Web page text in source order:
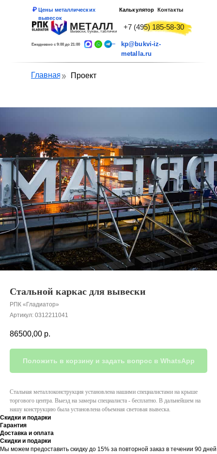
Цены металлических
вывесок
Калькулятор
Ежедневно с 9:00 до 21:00
+7 (495) 185-58-30
kp@bukvi-iz-
metalla.ru
Контакты
Вывески, буквы, таблички
МЕТАЛЛ
Главная Проект
Стальной каркас для вывески
РПК «Гладиатор»
Артикул: 0312211041
86500,00 р.
Положить в корзину и задать вопрос в WhatsApp
Стальная металлоконструкция установлена нашими специалистами на крыше
торгового центра. Выезд на замеры специалиста - бесплатно. В дальнейшем на
нашу конструкцию была установлена объемная световая вывеска.
Скидки и подарки
Гарантия
Доставка и оплата
Скидки и подарки
Мы можем предоставить скидку до 15% за повторной заказ в течении 90 дней